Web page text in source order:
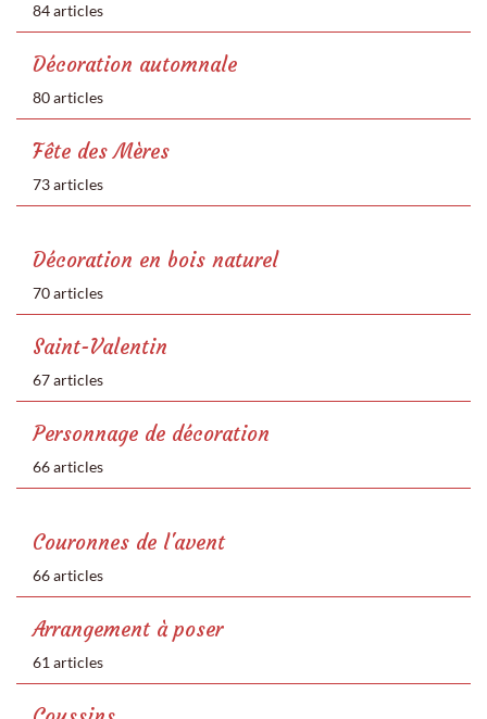
84 articles
Décoration automnale
80 articles
Fête des Mères
73 articles
Décoration en bois naturel
70 articles
Saint-Valentin
67 articles
Personnage de décoration
66 articles
Couronnes de l'avent
66 articles
Arrangement à poser
61 articles